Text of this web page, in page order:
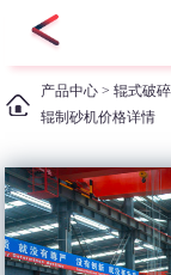
产品中心 >辊式破
辊制砂机价格详情